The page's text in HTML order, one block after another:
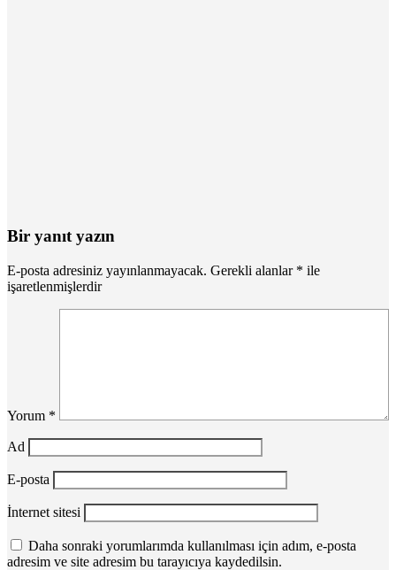
Bir yanıt yazın
E-posta adresiniz yayınlanmayacak. Gerekli alanlar * ile
işaretlenmişlerdir
Yorum *
Ad
E-posta
İnternet sitesi
Daha sonraki yorumlarımda kullanılması için adım, e-posta
adresim ve site adresim bu tarayıcıya kaydedilsin.